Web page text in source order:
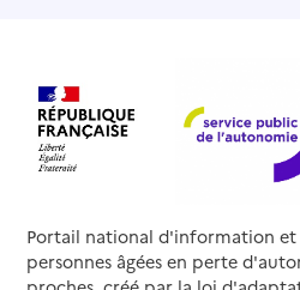
Portail national d'information
personnes âgées en perte